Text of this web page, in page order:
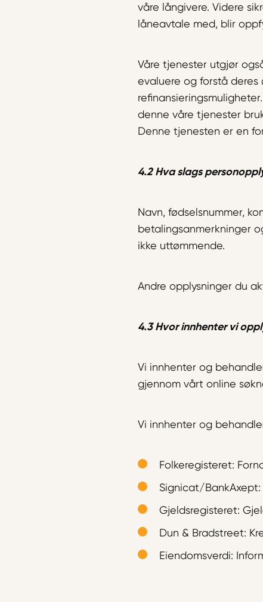
våre långivere. Videre
låneavtale med, blir
Våre tjenester utgjør
evaluere og forstå
denne våre tjenester
Denne tjenesten er en
4.2 Hva slags
Navn, fødselsnummer,
betalingsanmerkninger
ikke uttømmende.
Andre opplysninger du
4.3 Hvor innhenter vi
Vi innhenter og
gjennom vårt online
Vi innhenter og
Folkeregisteret:
Signicat/BankAxept:
Gjeldsregisteret:
Dun & Bradstreet:
Eiendomsverdi: